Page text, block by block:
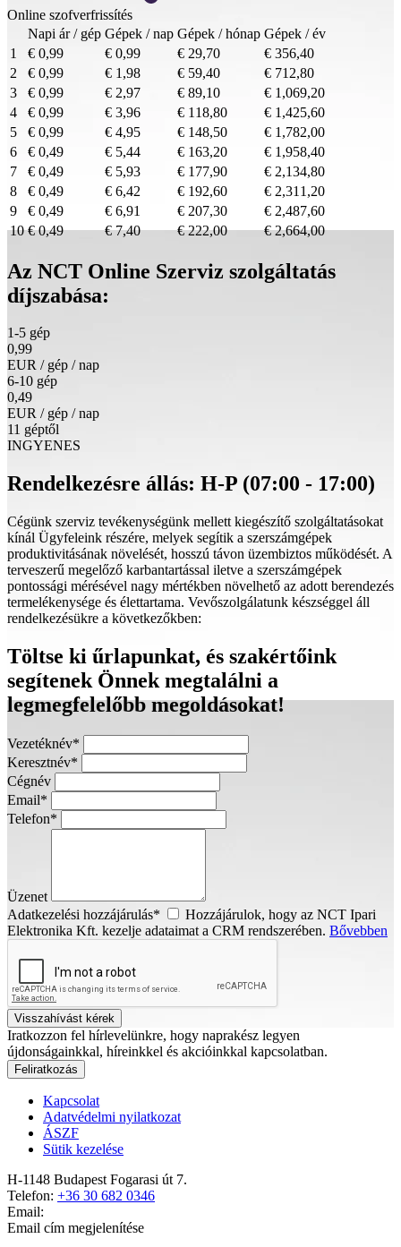
Online szofverfrissítés
Napi ár / gép Gépek / nap Gépek / hónap Gépek / év
1
€ 0,99 € 0,99 € 29,70
€ 356,40
2
€ 0,99 € 1,98 € 59,40
€ 712,80
3
€ 0,99 € 2,97 € 89,10
€ 1,069,20
4
€ 0,99 € 3,96 € 118,80
€ 1,425,60
5
€ 0,99 € 4,95 € 148,50
€ 1,782,00
6
€ 0,49 € 5,44 € 163,20
€ 1,958,40
7
€ 0,49 € 5,93 € 177,90
€ 2,134,80
8
€ 0,49 € 6,42 € 192,60
€ 2,311,20
9
€ 0,49 € 6,91 € 207,30
€ 2,487,60
10 € 0,49 € 7,40 € 222,00 € 2,664,00
Az NCT Online Szerviz szolgáltatás
díjszabása:
1-5 gép
0,99
EUR / gép / nap
6-10 gép
0,49
EUR / gép / nap
11 géptől
INGYENES
Rendelkezésre állás: H-P (07:00 - 17:00)
Cégünk szerviz tevékenységünk mellett kiegészítő szolgáltatásokat
kínál Ügyfeleink részére, melyek segítik a szerszámgépek
produktivitásának növelését, hosszú távon üzembiztos működését. A
terveszerű megelőző karbantartással iletve a szerszámgépek
pontossági mérésével nagy mértékben növelhető az adott berendezés
termelékenysége és élettartama. Vevőszolgálatunk készséggel áll
rendelkezésükre a következőkben:
Töltse ki űrlapunkat, és szakértőink
segítenek Önnek megtalálni a
legmegfelelőbb megoldásokat!
Vezetéknév*
Keresztnév*
Cégnév
Email*
Telefon*
Üzenet
Adatkezelési hozzájárulás*
Hozzájárulok, hogy az NCT Ipari
Elektronika Kft. kezelje adataimat a CRM rendszerében. Bővebben
Visszahívást kérek
Iratkozzon fel hírlevelünkre, hogy naprakész legyen
újdonságainkkal, híreinkkel és akcióinkkal kapcsolatban.
Feliratkozás
Kapcsolat
Adatvédelmi nyilatkozat
ÁSZF
Sütik kezelése
H-1148 Budapest Fogarasi út 7.
Telefon: +36 30 682 0346
Email:
Email cím megjelenítése